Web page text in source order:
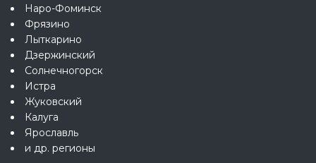
Наро-Фоминск
Фрязино
Лыткарино
Дзержинский
Солнечногорск
Истра
Жуковский
Калуга
Ярославль
и др. регионы